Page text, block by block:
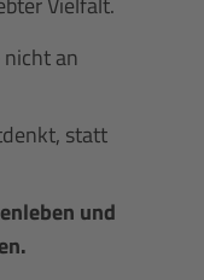
nicht an
statt
und